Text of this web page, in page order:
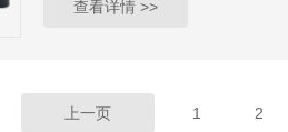
查看详情 >>
上一页 1 2